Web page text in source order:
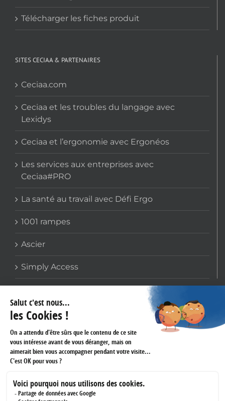
Télécharger les fiches produit
SITES CECIAA & PARTENAIRES
Ceciaa.com
Ceciaa et les troubles du langage avec
Lexidys
Ceciaa et l’ergonomie avec Ergonéos
Les services aux entreprises avec
Ceciaa#PRO
La santé au travail avec Défi Ergo
1001 rampes
Ascier
Simply Access
COORDONNÉES
159 avenue Gallieni
93170 BAGNOLET
Téléphone :01 60 43 61 45